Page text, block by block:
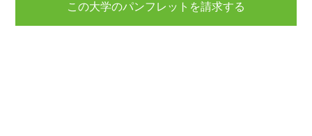
この大学のパンフレットを請求する